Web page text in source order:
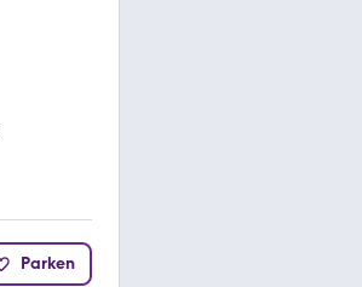
Parken